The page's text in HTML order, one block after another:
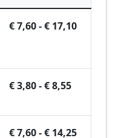
€ 7,60 - € 17,10
€ 3,80 - € 8,55
€ 7,60 - € 14,25